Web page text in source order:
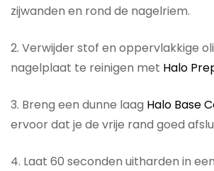
zijwanden en rond de nagelriem.
2. Verwijder stof en oppervlakkige
nagelplaat te reinigen met Halo
3. Breng een dunne laag Halo Base
ervoor dat je de vrije rand goed
4. Laat 60 seconden uitharden in een